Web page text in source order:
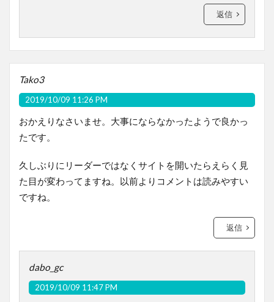
返信
Tako3
2019/10/09 11:26 PM
おかえりなさいませ。大事にならなかったようで良かっ
たです。
久しぶりにリーダーではなくサイトを開いたらえらく見
た目が変わってますね。以前よりコメントは読みやすい
ですね。
返信
dabo_gc
2019/10/09 11:47 PM